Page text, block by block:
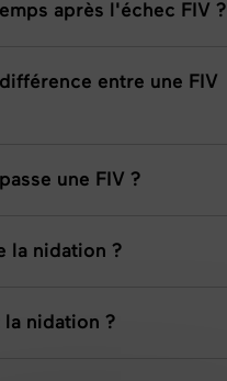
après l'échec FIV ?
entre une FIV
une FIV ?
la nidation ?
la nidation ?